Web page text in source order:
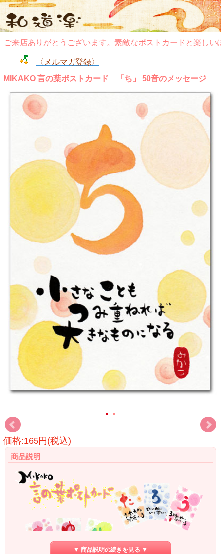
店ありがとうございます。素敵なポストカードと楽しいぽち
〈メルマガ登録〉
MIKAKO 言の葉ポストカード 「ち」 50音のメッセージ
価格:165円(税込)
商品説明
▼ 商品説明の続きを見る ▼